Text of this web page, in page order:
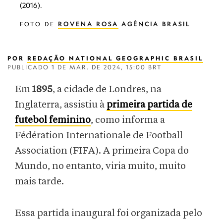
(2016).
FOTO DE ROVENA ROSA AGÊNCIA BRASIL
POR REDAÇÃO NATIONAL GEOGRAPHIC BRASIL
PUBLICADO 1 DE MAR. DE 2024, 15:00 BRT
Em1895, a cidade de Londres, na
Inglaterra, assistiu à primeira partida de
futebol feminino, como informa a
Fédération Internationale de Football
Association (FIFA). A primeira Copa do
Mundo, no entanto, viria muito, muito
mais tarde.
Essa partida inaugural foi organizada pelo